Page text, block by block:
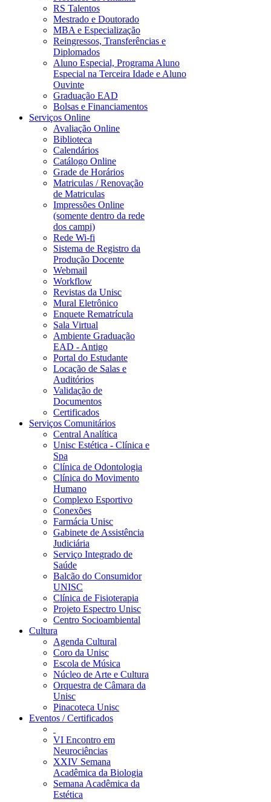
RS Talentos
Mestrado e Doutorado
MBA e Especialização
Reingressos, Transferências e
Diplomados
Aluno Especial, Programa Aluno
Especial na Terceira Idade e Aluno
Ouvinte
Graduação EAD
Bolsas e Financiamentos
Serviços Online
Avaliação Online
Biblioteca
Calendários
Catálogo Online
Grade de Horários
Matriculas / Renovação
de Matriculas
Impressões Online
(somente dentro da rede
dos campi)
Rede Wi-fi
Sistema de Registro da
Produção Docente
Webmail
Workflow
Revistas da Unisc
Mural Eletrônico
Enquete Rematrícula
Sala Virtual
Ambiente Graduação
EAD - Antigo
Portal do Estudante
Locação de Salas e
Auditórios
Validação de
Documentos
Certificados
Serviços Comunitários
Central Analítica
Unisc Estética - Clínica e
Spa
Clínica de Odontologia
Clínica do Movimento
Humano
Complexo Esportivo
Conexões
Farmácia Unisc
Gabinete de Assistência
Judiciária
Serviço Integrado de
Saúde
Balcão do Consumidor
UNISC
Clínica de Fisioterapia
Projeto Espectro Unisc
Centro Socioambiental
Cultura
Agenda Cultural
Coro da Unisc
Escola de Música
Núcleo de Arte e Cultura
Orquestra de Câmara da
Unisc
Pinacoteca Unisc
Eventos / Certificados
VI Encontro em
Neurociências
XXIV Semana
Acadêmica da Biologia
Semana Acadêmica da
Estética